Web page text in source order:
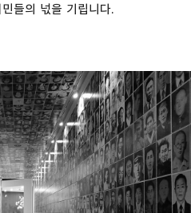
들의 넋을 기립니다.